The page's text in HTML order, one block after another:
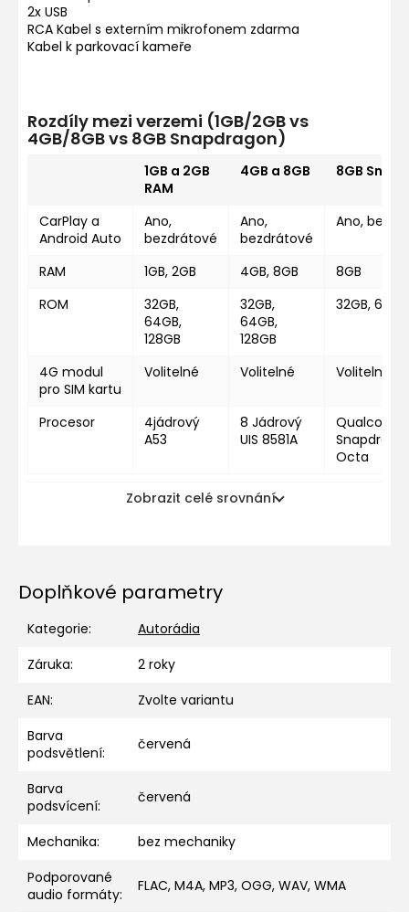
2x USB
RCA Kabel s externím mikrofonem zdarma
Kabel k parkovací kameře
Rozdíly mezi verzemi (1GB/2GB vs
4GB/8GB vs 8GB Snapdragon)
1GB a 2GB
RAM
4GB a 8GB 8GB
CarPlay a
Android Auto
Ano,
bezdrátové
Ano,
bezdrátové
Ano,
RAM 1GB, 2GB 4GB, 8GB
8GB
ROM
32GB,
64GB,
128GB
32GB,
64GB,
128GB
32GB,
4G modul
pro SIM kartu
Volitelné Volitelné Volitelné
Procesor
4jádrový
A53
8 Jádrový
UIS 8581A
Octa
Zobrazit celé srovnání
Doplňkové parametry
Kategorie:
Autorádia
Záruka:
2 roky
EAN:
Zvolte variantu
Barva
podsvětlení: červená
Barva
podsvícení: červená
Mechanika:
bez mechaniky
Podporované
audio formáty: FLAC, M4A, MP3, OGG, WAV, WMA